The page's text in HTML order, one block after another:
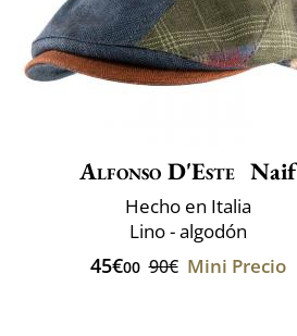
Alfonso D'Este Naif
Hecho en Italia
Lino - algodón
45€00 90€ Mini Precio